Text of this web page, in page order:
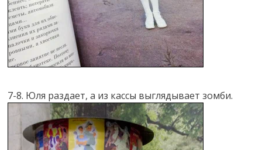
7-8. Юля раздает, а из кассы выглядывает зомби.